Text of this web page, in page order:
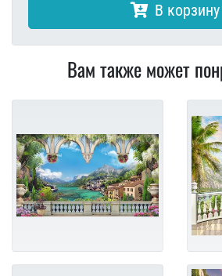
В корзину
Вам также может